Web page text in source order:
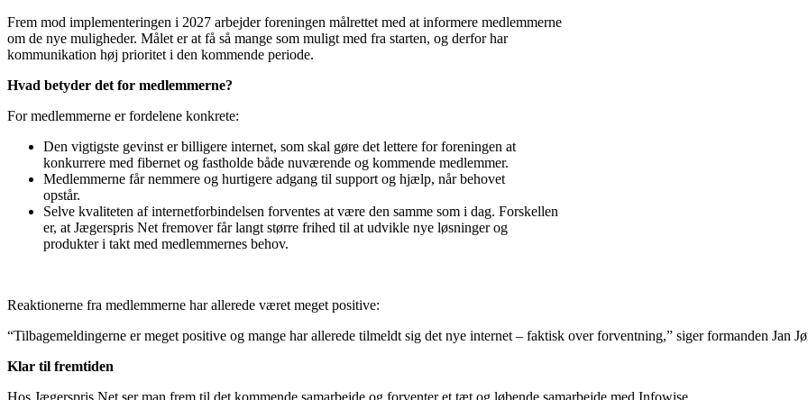
Frem mod implementeringen i 2027 arbejder foreningen målrettet med at informere medlemmerne
om de nye muligheder. Målet er at få så mange som muligt med fra starten, og derfor har
kommunikation høj prioritet i den kommende periode.
Hvad betyder det for medlemmerne?
For medlemmerne er fordelene konkrete:
Den vigtigste gevinst er billigere internet, som skal gøre det lettere for foreningen at
konkurrere med fibernet og fastholde både nuværende og kommende medlemmer.
Medlemmerne får nemmere og hurtigere adgang til support og hjælp, når behovet
opstår.
Selve kvaliteten af internetforbindelsen forventes at være den samme som i dag. Forskellen
er, at Jægerspris Net fremover får langt større frihed til at udvikle nye løsninger og
produkter i takt med medlemmernes behov.
Reaktionerne fra medlemmerne har allerede været meget positive:
“Tilbagemeldingerne er meget positive og mange har allerede tilmeldt sig det nye internet – faktisk over forventning,” siger formanden Jan
Klar til fremtiden
Hos Jægerspris Net ser man frem til det kommende samarbejde og forventer et tæt og løbende samarbejde med Infowise.